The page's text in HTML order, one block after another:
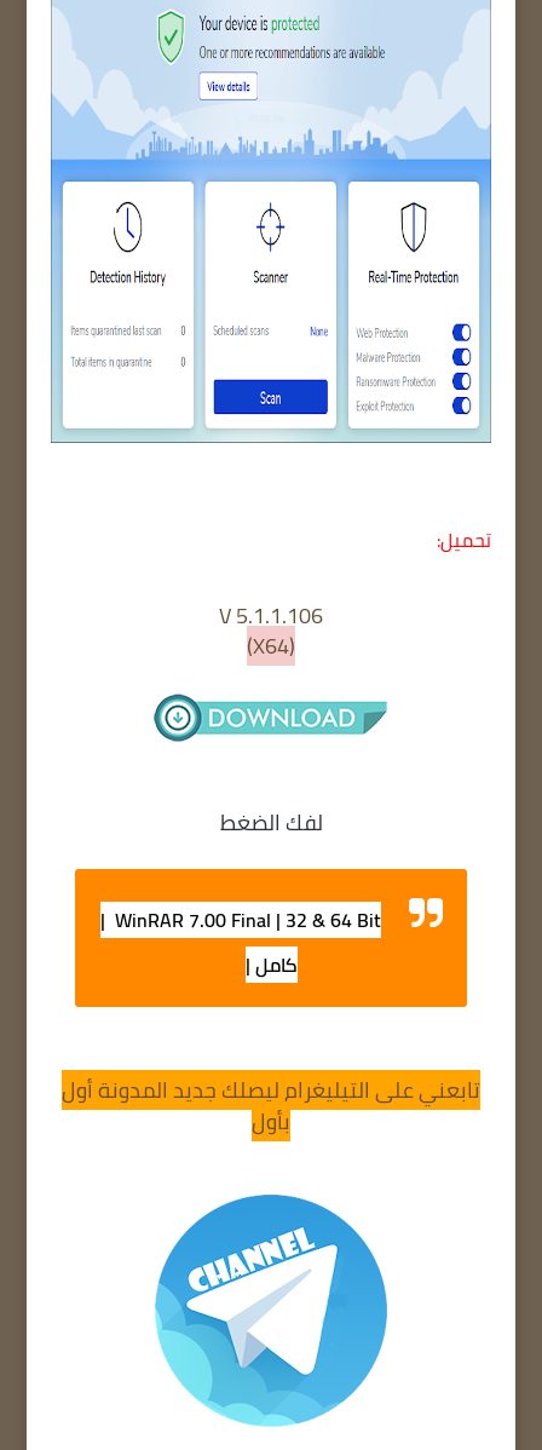
تحميل:
106.V 5.1.1
(X64)
لفك الضغط
WinRAR 7.00 Final | 32 & 64 Bit |
كامل |
تابعني على التيليغرام ليصلك جديد المدونة أول
بأول